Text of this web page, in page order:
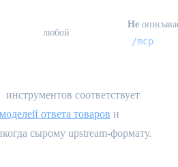
любой
Не
/mcp
инструментов соответствует
моделей ответа товаров и
сырому upstream-формату.